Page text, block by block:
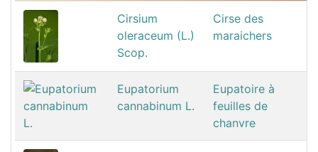
Cirsium
oleraceum (L.)
Scop.
Cirse des
maraichers
Eupatorium
cannabinum L.
Eupatoire à
feuilles de
chanvre